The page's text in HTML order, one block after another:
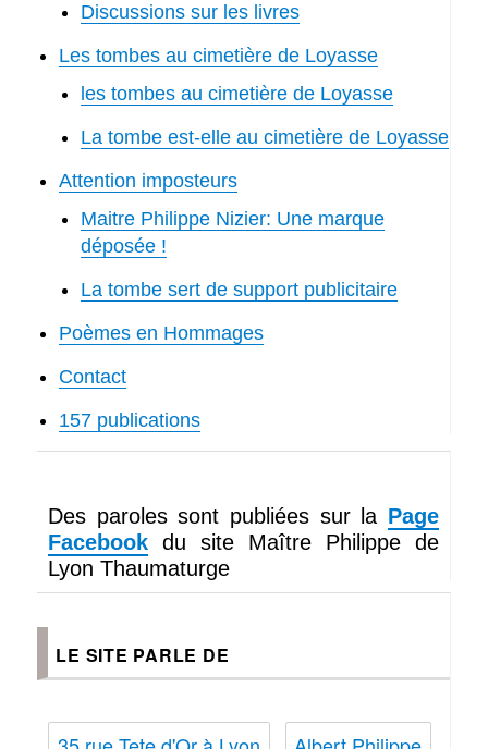
Discussions sur les livres
Les tombes au cimetière de Loyasse
les tombes au cimetière de Loyasse
La tombe est-elle au cimetière de Loyasse
Attention imposteurs
Maitre Philippe Nizier: Une marque
déposée !
La tombe sert de support publicitaire
Poèmes en Hommages
Contact
157 publications
Des paroles sont publiées sur la Page
Facebook du site Maître Philippe de
Lyon Thaumaturge
LE SITE PARLE DE